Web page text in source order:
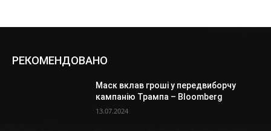
РЕКОМЕНДОВАНО
Маск вклав гроші у передвиборчу
кампанію Трампа – Bloomberg
13.07.2024